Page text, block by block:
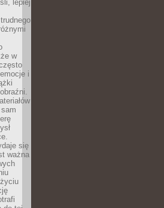
lepiej
w
i
się
ważna